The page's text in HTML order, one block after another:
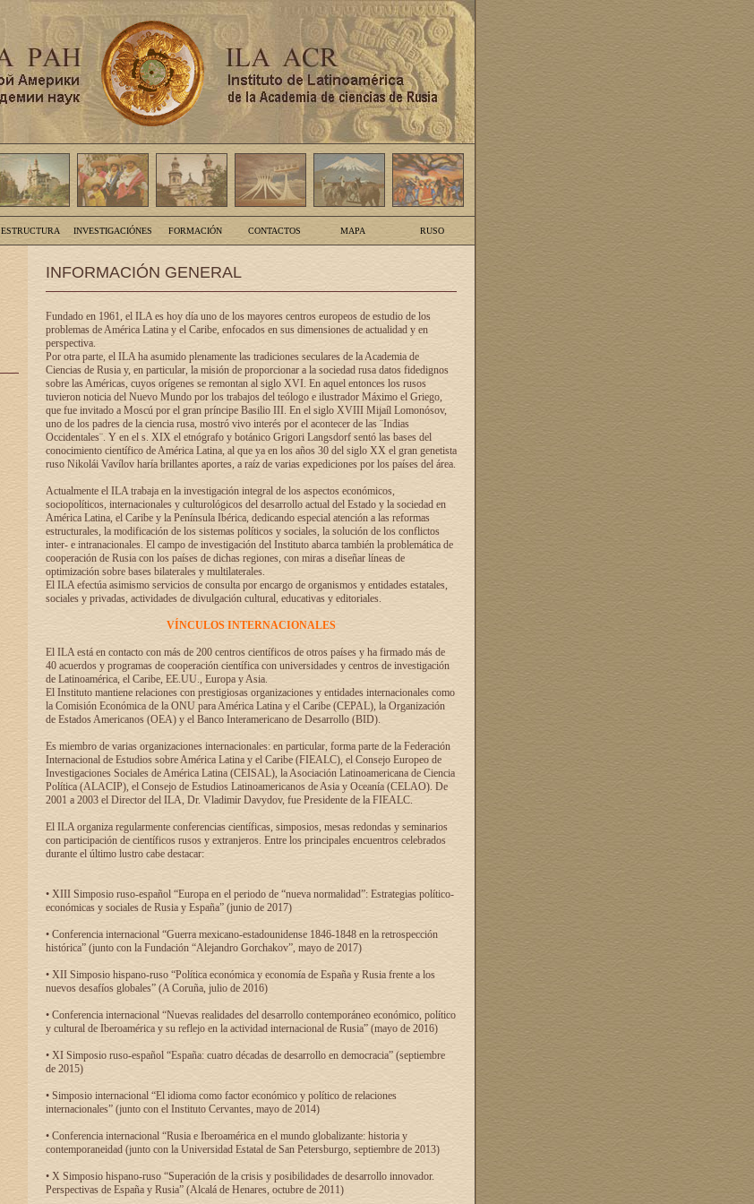
ESTRUCTURA INVESTIGACIÓNES FORMACIÓN CONTACTOS MAPA RUSO
INFORMACIÓN GENERAL
Fundado en 1961, el ILA es hoy día uno de los mayores centros europeos de estudio de los
problemas de América Latina y el Caribe, enfocados en sus dimensiones de actualidad y en
perspectiva.
Por otra parte, el ILA ha asumido plenamente las tradiciones seculares de la Academia de
Ciencias de Rusia y, en particular, la misión de proporcionar a la sociedad rusa datos fidedignos
sobre las Américas, cuyos orígenes se remontan al siglo XVI. En aquel entonces los rusos
tuvieron noticia del Nuevo Mundo por los trabajos del teólogo e ilustrador Máximo el Griego,
que fue invitado a Moscú por el gran príncipe Basilio III. En el siglo XVIII Mijaíl Lomonósov,
uno de los padres de la ciencia rusa, mostró vivo interés por el acontecer de las ¨Indias
Occidentales¨. Y en el s. XIX el etnógrafo y botánico Grigori Langsdorf sentó las bases del
conocimiento científico de América Latina, al que ya en los años 30 del siglo XX el gran genetista
ruso Nikolái Vavílov haría brillantes aportes, a raíz de varias expediciones por los países del área.
Actualmente el ILA trabaja en la investigación integral de los aspectos económicos,
sociopolíticos, internacionales y culturológicos del desarrollo actual del Estado y la sociedad en
América Latina, el Caribe y la Península Ibérica, dedicando especial atención a las reformas
estructurales, la modificación de los sistemas políticos y sociales, la solución de los conflictos
inter- e intranacionales. El campo de investigación del Instituto abarca también la problemática de
cooperación de Rusia con los países de dichas regiones, con miras a diseñar líneas de
optimización sobre bases bilaterales y multilaterales.
El ILA efectúa asimismo servicios de consulta por encargo de organismos y entidades estatales,
sociales y privadas, actividades de divulgación cultural, educativas y editoriales.
VÍNCULOS INTERNACIONALES
El ILA está en contacto con más de 200 centros científicos de otros países y ha firmado más de
40 acuerdos y programas de cooperación científica con universidades y centros de investigación
de Latinoamérica, el Caribe, EE.UU., Europa y Asia.
El Instituto mantiene relaciones con prestigiosas organizaciones y entidades internacionales como
la Comisión Económica de la ONU para América Latina y el Caribe (CEPAL), la Organización
de Estados Americanos (OEA) y el Banco Interamericano de Desarrollo (BID).
Es miembro de varias organizaciones internacionales: en particular, forma parte de la Federación
Internacional de Estudios sobre América Latina y el Caribe (FIEALC), el Consejo Europeo de
Investigaciones Sociales de América Latina (CEISAL), la Asociación Latinoamericana de Ciencia
Política (ALACIP), el Consejo de Estudios Latinoamericanos de Asia y Oceanía (CELAO). De
2001 a 2003 el Director del ILA, Dr. Vladimir Davydov, fue Presidente de la FIEALC.
El ILA organiza regularmente conferencias científicas, simposios, mesas redondas y seminarios
con participación de científicos rusos y extranjeros. Entre los principales encuentros celebrados
durante el último lustro cabe destacar:
• XIII Simposio ruso-español “Europa en el periodo de “nueva normalidad”: Estrategias político-
económicas y sociales de Rusia y España” (junio de 2017)
• Conferencia internacional “Guerra mexicano-estadounidense 1846-1848 en la retrospección
histórica” (junto con la Fundación “Alejandro Gorchakov”, mayo de 2017)
• XII Simposio hispano-ruso “Política económica y economía de España y Rusia frente a los
nuevos desafíos globales” (A Coruña, julio de 2016)
• Conferencia internacional “Nuevas realidades del desarrollo contemporáneo económico, político
y cultural de Iberoamérica y su reflejo en la actividad internacional de Rusia” (mayo de 2016)
• XI Simposio ruso-español “España: cuatro décadas de desarrollo en democracia” (septiembre
de 2015)
• Simposio internacional “El idioma como factor económico y político de relaciones
internacionales” (junto con el Instituto Cervantes, mayo de 2014)
• Conferencia internacional “Rusia e Iberoamérica en el mundo globalizante: historia y
contemporaneidad (junto con la Universidad Estatal de San Petersburgo, septiembre de 2013)
• X Simposio hispano-ruso “Superación de la crisis y posibilidades de desarrollo innovador.
Perspectivas de España y Rusia” (Alcalá de Henares, octubre de 2011)